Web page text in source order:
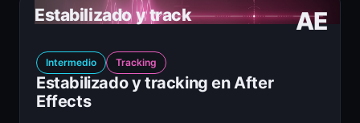
AE
Estabilizado y track
Intermedio Tracking
Estabilizado y tracking en After
Effects